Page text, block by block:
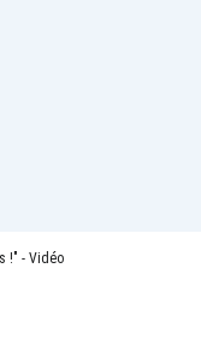
!" - Vidéo